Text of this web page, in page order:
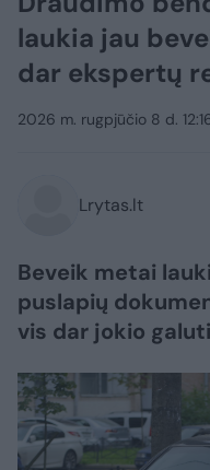
laukia jau
dar ekspertų
2026 m. rugpjūčio 8 d.
Lrytas.lt
Beveik metai
puslapių
vis dar jokio